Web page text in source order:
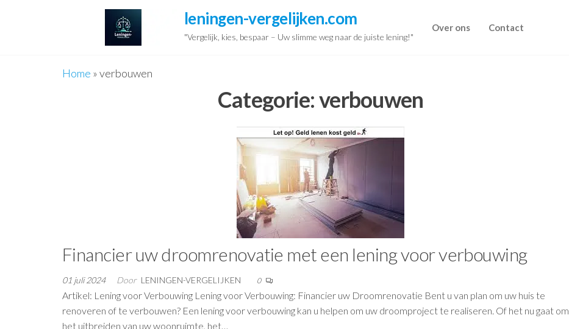
leningen-vergelijken.com
"Vergelijk, kies, bespaar – Uw slimme weg naar de juiste lening!"
Over ons Contact
Home »verbouwen
Categorie:verbouwen
Financier uw droomrenovatie met een lening voor verbouwing
01 juli 2024 Door LENINGEN-VERGELIJKEN 0
Artikel: Lening voor Verbouwing Lening voor Verbouwing: Financier uw Droomrenovatie Bent u van plan om uw huis te
renoveren of te verbouwen? Een lening voor verbouwing kan u helpen om uw droomproject te realiseren. Of het nu gaat om
het uitbreiden van uw woonruimte, het…